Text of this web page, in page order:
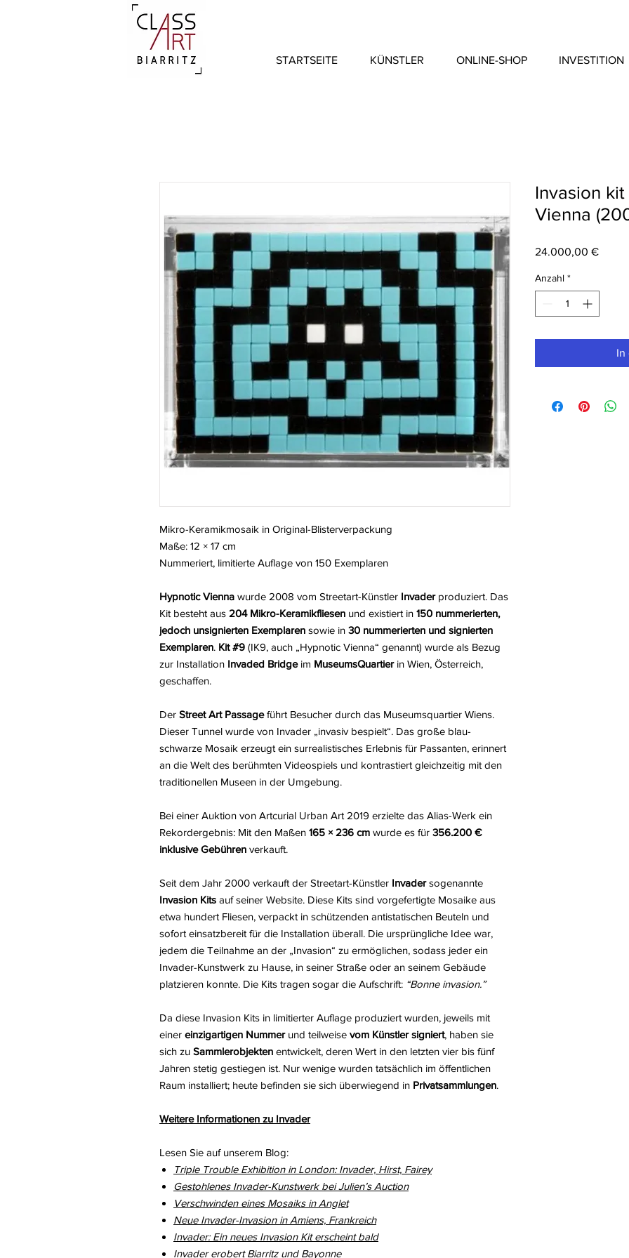
STARTSEITE KÜNSTLER ONLINE-SHOP INVESTITION
Mikro-Keramikmosaik in Original-Blisterverpackung
Maße: 12 × 17 cm
Nummeriert, limitierte Auflage von 150 Exemplaren
Hypnotic Vienna wurde 2008 vom Streetart-Künstler Invaderproduziert. Das
Kit besteht aus 204 Mikro-Keramikfliesen und existiert in 150 nummerierten,
jedoch unsignierten Exemplaren sowie in 30 nummerierten und signierten
Exemplaren. Kit #9 (IK9, auch „Hypnotic Vienna“ genannt) wurde als Bezug
zur Installation Invaded Bridgeim MuseumsQuartierin Wien, Österreich,
geschaffen.
Der Street Art Passageführt Besucher durch das Museumsquartier Wiens.
Dieser Tunnel wurde von Invader „invasiv bespielt“. Das große blau-
schwarze Mosaik erzeugt ein surrealistisches Erlebnis für Passanten, erinnert
an die Welt des berühmten Videospiels und kontrastiert gleichzeitig mit den
traditionellen Museen in der Umgebung.
Bei einer Auktion von Artcurial Urban Art 2019 erzielte das Alias-Werk ein
Rekordergebnis: Mit den Maßen 165 × 236 cm wurde es für 356.200 €
inklusive Gebühren verkauft.
Seit dem Jahr 2000 verkauft der Streetart-Künstler Invadersogenannte
Invasion Kits auf seiner Website. Diese Kits sind vorgefertigte Mosaike aus
etwa hundert Fliesen, verpackt in schützenden antistatischen Beuteln und
sofort einsatzbereit für die Installation überall. Die ursprüngliche Idee war,
jedem die Teilnahme an der „Invasion“ zu ermöglichen, sodass jeder ein
Invader-Kunstwerk zu Hause, in seiner Straße oder an seinem Gebäude
platzieren konnte. Die Kits tragen sogar die Aufschrift: “Bonne invasion.”
Da diese Invasion Kits in limitierter Auflage produziert wurden, jeweils mit
einer einzigartigen Nummerund teilweise vom Künstler signiert, haben sie
sich zu Sammlerobjekten entwickelt, deren Wert in den letzten vier bis fünf
Jahren stetig gestiegen ist. Nur wenige wurden tatsächlich im öffentlichen
Raum installiert; heute befinden sie sich überwiegend in Privatsammlungen.
Weitere Informationen zu Invader
Lesen Sie auf unserem Blog:
Triple Trouble Exhibition in London: Invader, Hirst, Fairey
Gestohlenes Invader-Kunstwerk bei Julien’s Auction
Verschwinden eines Mosaiks in Anglet
Neue Invader-Invasion in Amiens, Frankreich
Invader: Ein neues Invasion Kit erscheint bald
Invader erobert Biarritz und Bayonne
Invasion
Vienna
24.000,00 €Preis
Anzahl *
In